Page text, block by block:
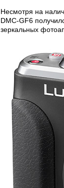
Несмотря на
DMC-GF6
зеркальных